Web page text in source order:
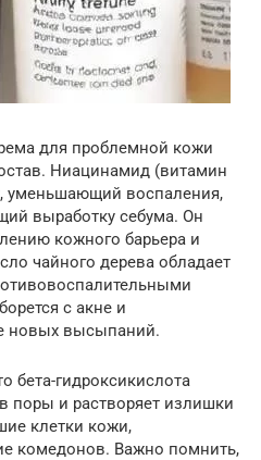
для проблемной кожи
Ниацинамид (витамин
уменьшающий воспаления,
выработку себума. Он
кожного барьера и
чайного дерева обладает
с акне и
новых высыпаний.
бета-гидроксикислота
поры и растворяет излишки
клетки кожи,
комедонов. Важно помнить,